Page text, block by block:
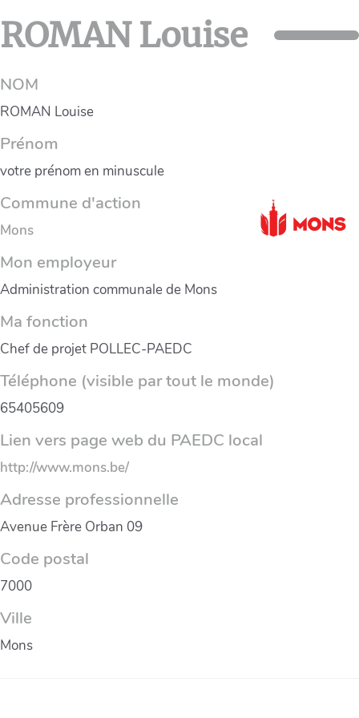
ROMAN Louise
NOM
ROMAN Louise
Prénom
votre prénom en minuscule
Commune d'action
Mons
Mon employeur
Administration communale de Mons
Ma fonction
Chef de projet POLLEC-PAEDC
Téléphone (visible par tout le monde)
65405609
Lien vers page web du PAEDC local
http://www.mons.be/
Adresse professionnelle
Avenue Frère Orban 09
Code postal
7000
Ville
Mons